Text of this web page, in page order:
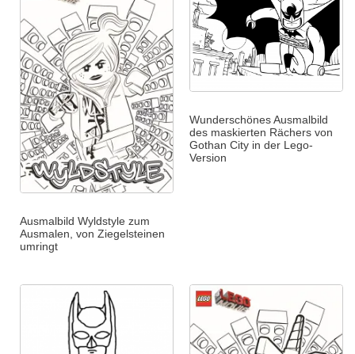
Ausmalbild Wyldstyle zum
Ausmalen, von Ziegelsteinen
umringt
Wunderschönes Ausmalbild
des maskierten Rächers von
Gothan City in der Lego-
Version